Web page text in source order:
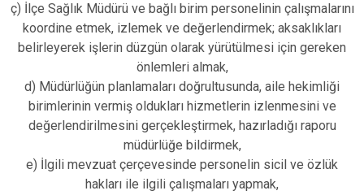
ç) İlçe Sağlık Müdürü ve bağlı birim personelinin çalışmalarını
koordine etmek, izlemek ve değerlendirmek; aksaklıkları
belirleyerek işlerin düzgün olarak yürütülmesi için gereken
önlemleri almak,
d) Müdürlüğün planlamaları doğrultusunda, aile hekimliği
birimlerinin vermiş oldukları hizmetlerin izlenmesini ve
değerlendirilmesini gerçekleştirmek, hazırladığı raporu
müdürlüğe bildirmek,
e) İlgili mevzuat çerçevesinde personelin sicil ve özlük
hakları ile ilgili çalışmaları yapmak,